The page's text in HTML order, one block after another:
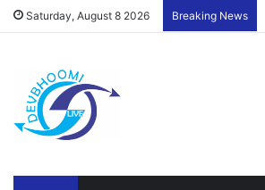
Saturday, August 8 2026 Breaking News